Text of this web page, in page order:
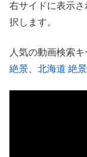
右サイドに表示
択します。
人気の動画検索キ
絶景
北海道 絶景